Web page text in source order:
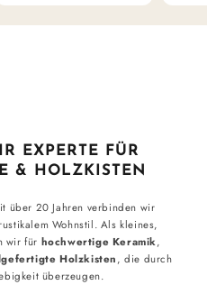
EXPERTE FÜR
& HOLZKISTEN
über 20 Jahren verbinden wir
Wohnstil. Als kleines,
wir für hochwertige Keramik,
Holzkisten, die durch
überzeugen.